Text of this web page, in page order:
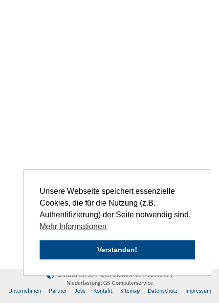
Unsere Webseite speichert essenzielle
Cookies, die für die Nutzung (z.B.
Authentifizierung) der Seite notwendig sind.
Mehr Informationen
Verstanden!
© 2026 HSH Soft- und Hardware Vertriebs GmbH,
Niederlassung: GS-Computerservice
Unternehmen
Partner Jobs Kontakt Sitemap Datenschutz Impressum